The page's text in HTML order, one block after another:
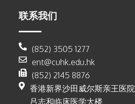
联系我们
(852) 3505 1277
ent@cuhk.edu.hk
(852) 2145 8876
香港新界沙田威尔斯亲王医院
吕志和临床医学大楼